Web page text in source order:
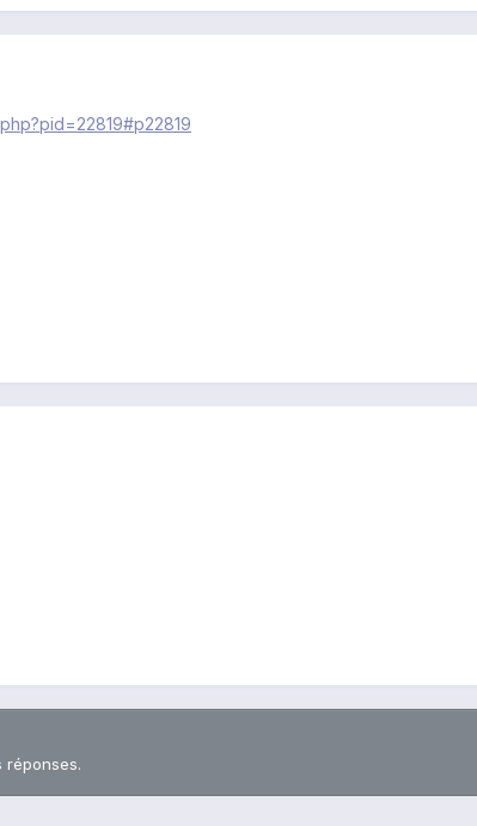
réponses.